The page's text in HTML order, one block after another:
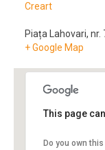
Creart
Piața Lahovari, nr.
+ Google Map
This page
Do you own